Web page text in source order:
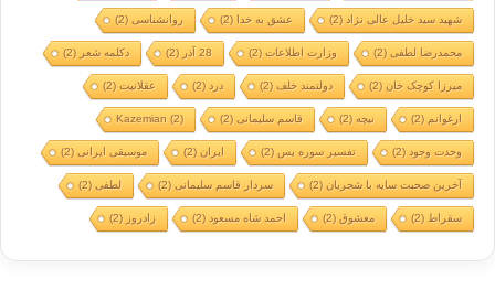
شهید سید خلیل عالی نژاد (2) عشق به خدا (2) روانشناسی(2)
محمدرضا لطفی(2) وزارت اطلاعات(2) 28 آذر (2) دکلمه شعر (2)
میرزا کوچک خان(2) دولتمند خلف(2) درد (2) عقلانیت(2)
ارغوانم (2) نیچه(2) قاسم سلیمانی(2)
Kazemian (2)
وحدت وجود (2) تفسیر سوره یس (2) ایران(2) موسیقی ایرانی(2)
آخرین صحبت سایه با شجریان(2) سردار قاسم سلیمانی(2) لطفی(2)
سقراط (2) معشوق(2) احمد شاه مسعود (2) زادروز (2)